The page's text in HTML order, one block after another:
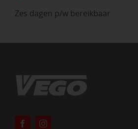
Zes dagen p/w bereikbaar